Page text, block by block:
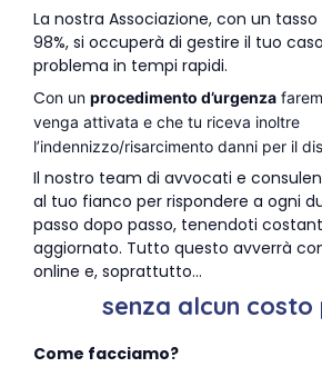
La nostra Associazione, con un
98%, si occuperà di gestire il tuo
problema in tempi rapidi.
Con un procedimento d’urgenza
venga attivata e che tu riceva inoltre
l’indennizzo/risarcimento danni per il
Il nostro team di avvocati e
al tuo fianco per rispondere a ogni
passo dopo passo, tenendoti
aggiornato. Tutto questo avverrà
online e, soprattutto…
senza alcun costo
Come facciamo?